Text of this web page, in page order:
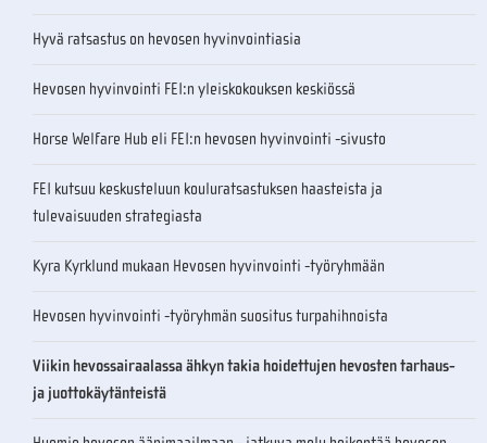
Hyvä ratsastus on hevosen hyvinvointiasia
Hevosen hyvinvointi FEI:n yleiskokouksen keskiössä
Horse Welfare Hub eli FEI:n hevosen hyvinvointi -sivusto
FEI kutsuu keskusteluun kouluratsastuksen haasteista ja
tulevaisuuden strategiasta
Kyra Kyrklund mukaan Hevosen hyvinvointi -työryhmään
Hevosen hyvinvointi -työryhmän suositus turpahihnoista
Viikin hevossairaalassa ähkyn takia hoidettujen hevosten tarhaus-
ja juottokäytänteistä